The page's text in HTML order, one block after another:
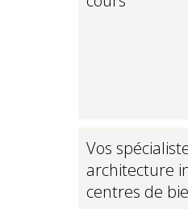
Vos
architecture
centres de